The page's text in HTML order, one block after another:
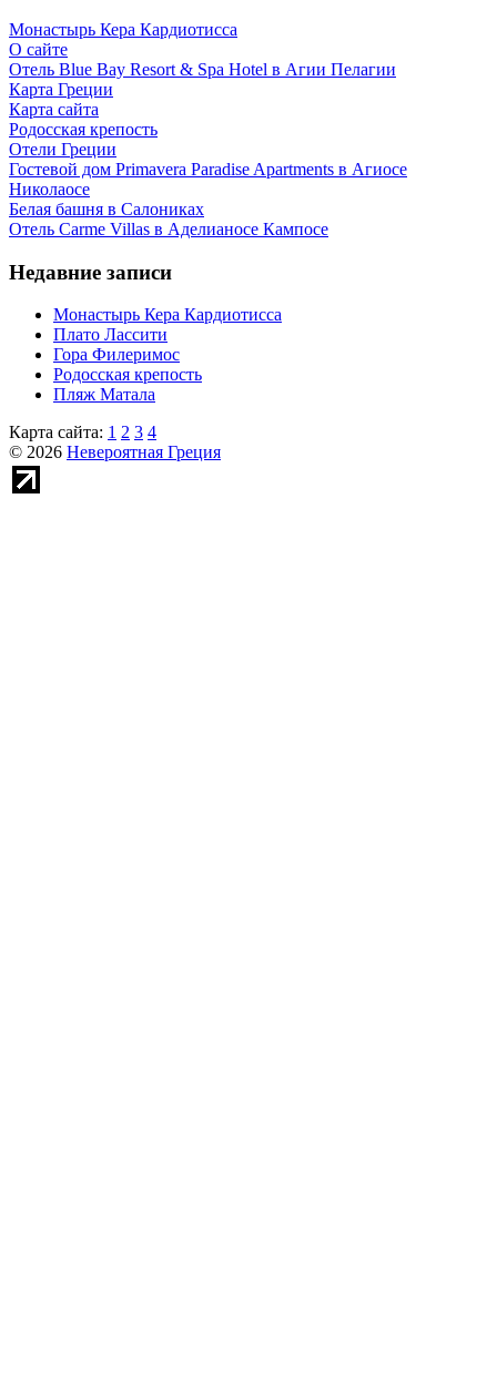
Монастырь Кера Кардиотисса
О сайте
Отель Blue Bay Resort & Spa Hotel в Агии Пелагии
Карта Греции
Карта сайта
Родосская крепость
Отели Греции
Гостевой дом Primavera Paradise Apartments в Агиосе
Николаосе
Белая башня в Салониках
Отель Carme Villas в Аделианосе Кампосе
Недавние записи
Монастырь Кера Кардиотисса
Плато Лассити
Гора Филеримос
Родосская крепость
Пляж Матала
Карта сайта: 1 2 3 4
© 2026 Невероятная Греция